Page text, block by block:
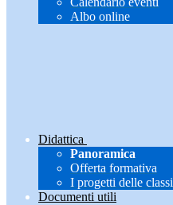
Albo online
Didattica
Panoramica
Offerta formativa
I progetti delle classi
Documenti utili